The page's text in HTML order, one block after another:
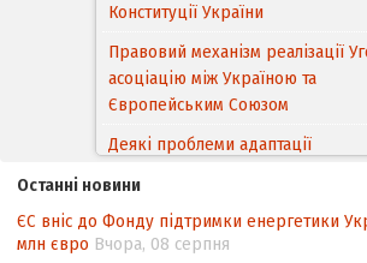
Конституції України
Правовий механізм реалізації
асоціацію між Україною та
Європейським Cоюзом
Деякі проблеми адаптації
походження товарів відповідно
Угоди про торговельні аспекти
інтелектуальної власності (TRIPS)
Останні новини
ЄС вніс до Фонду підтримки енергетики
млн євро Вчора, 08 серпня